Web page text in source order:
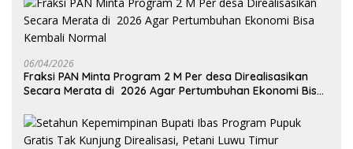
06/04/2026
Fraksi PAN Minta Program 2 M Per desa Direalisasikan
Secara Merata di 2026 Agar Pertumbuhan Ekonomi Bisa